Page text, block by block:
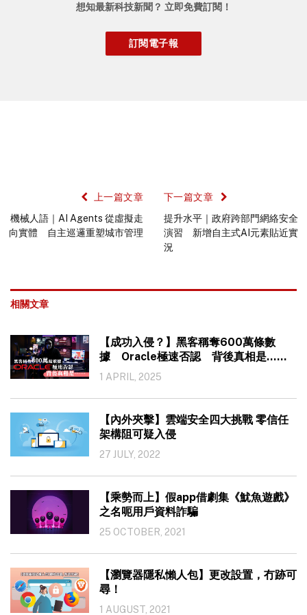
想知最新科技新聞？ 立即免費訂閱！
上一篇文章
機械人語｜AI Agents 從虛擬走
向實體 自主巡邏重塑城市管理
下一篇文章
提升水平｜政府跨部門網絡安全
演習 新增自主式AI元素貼近實
況
相關文章
【成功入侵？】黑客稱奪600萬條數
據 Oracle極速否認 背後真相是……
1 APRIL, 2025
【內外夾擊】雲端安全四大挑戰 零信任
架構阻可疑入侵
27 JULY, 2022
【乘勢而上】假app借劇集《魷魚遊戲》
之名呃用戶資料詐騙
25 OCTOBER, 2021
【瀏覽器隱私懶人包】更改設置，冇跡可
尋！
1 AUGUST, 2021